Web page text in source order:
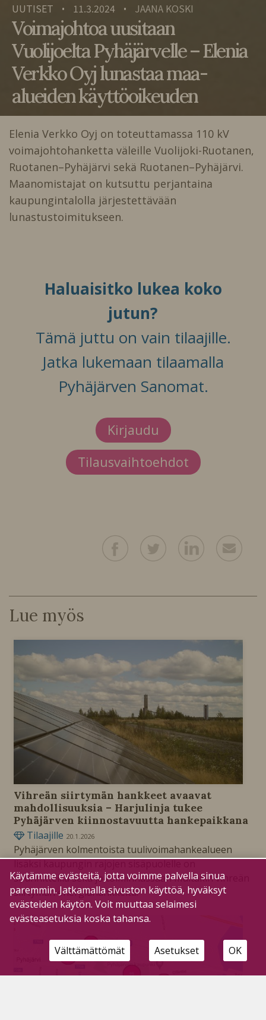
UUTISET • 11.3.2024 • JAANA KOSKI
Voimajohtoa uusitaan
Vuolijoelta Pyhäjärvelle – Elenia
Verkko Oyj lunastaa maa-
alueiden käyttöoikeuden
Elenia Verkko Oyj on toteuttamassa 110 kV
voimajohtohanketta väleille Vuolijoki-Ruotanen,
Ruotanen–Pyhäjärvi sekä Ruotanen–Pyhäjärvi.
Maanomistajat on kutsuttu perjantaina
kaupungintalolla järjestettävään
lunastustoimitukseen.
Haluaisitko lukea koko
jutun?
Tämä juttu on vain tilaajille.
Jatka lukemaan tilaamalla
Pyhäjärven Sanomat.
Kirjaudu
Tilausvaihtoehdot
Lue myös
Vihreän siirtymän hankkeet avaavat
mahdollisuuksia – Harjulinja tukee
Pyhäjärven kiinnostavuutta hankepaikkana
Tilaajille 20.1.2026
Pyhäjärven kolmentoista tuulivoimahankealueen
suunnitteilla sekä jo toiminnassaan muitakin vihreän
siirtymän energiahankkeita.
Käytämme evästeitä, jotta voimme palvella sinua
paremmin. Jatkamalla sivuston käyttöä, hyväksyt
evästeiden käytön. Voit muuttaa selaimesi
evästeasetuksia koska tahansa.
Välttämättömät Asetukset OK